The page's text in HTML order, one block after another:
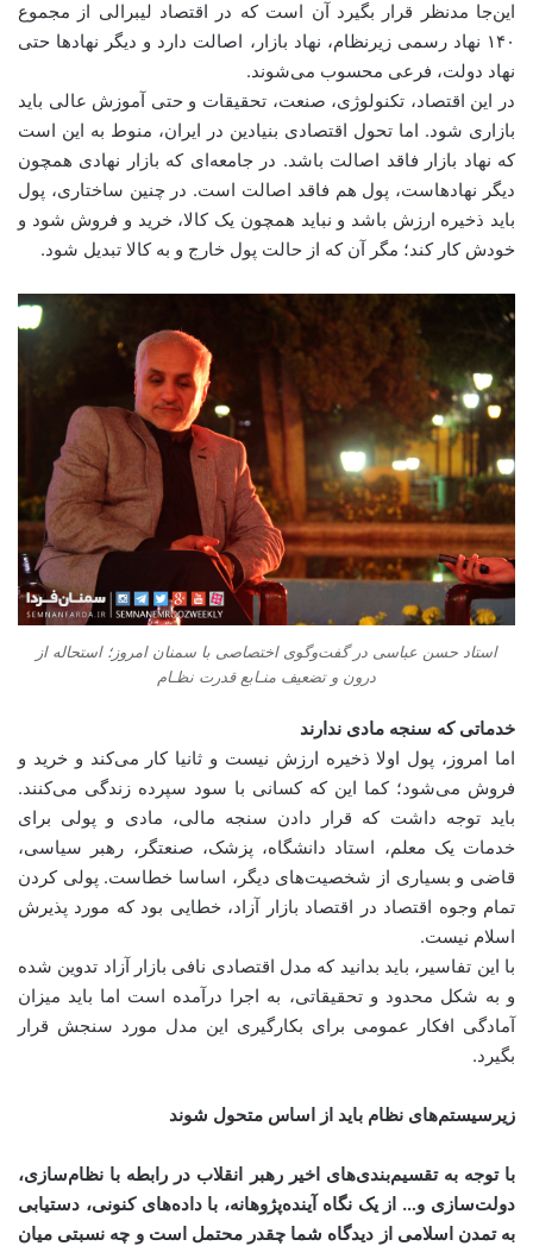
این‌جا مدنظر قرار بگیرد آن است که در اقتصاد لیبرالی از مجموع
۱۴۰ نهاد رسمی زیرنظام، نهاد بازار، اصالت دارد و دیگر نهادها حتی
نهاد دولت، فرعی محسوب می‌شوند.
در این اقتصاد، تکنولوژی، صنعت، تحقیقات و حتی آموزش عالی باید
بازاری شود. اما تحول اقتصادی بنیادین در ایران، منوط به این است
که نهاد بازار فاقد اصالت باشد. در جامعه‌ای که بازار نهادی همچون
دیگر نهادهاست، پول هم فاقد اصالت است. در چنین ساختاری، پول
باید ذخیره ارزش باشد و نباید همچون یک کالا، خرید و فروش شود و
خودش کار کند؛ مگر آن که از حالت پول خارج و به کالا تبدیل شود.
استاد حسن عباسی در گفت‌وگوی اختصاصی با سمنان امروز؛ استحاله از
درون و تضعیف منـابع قدرت نظـام
خدماتی که سنجه مادی ندارند
اما امروز، پول اولا ذخیره ارزش نیست و ثانیا کار می‌کند و خرید و
فروش می‌شود؛ کما این که کسانی با سود سپرده زندگی می‌کنند.
باید توجه داشت که قرار دادن سنجه مالی، مادی و پولی برای
خدمات یک معلم، استاد دانشگاه، پزشک، صنعتگر، رهبر سیاسی،
قاضی و بسیاری از شخصیت‌های دیگر، اساسا خطاست. پولی کردن
تمام وجوه اقتصاد در اقتصاد بازار آزاد، خطایی بود که مورد پذیرش
اسلام نیست.
با این تفاسیر، باید بدانید که مدل اقتصادی نافی بازار آزاد تدوین شده
و به شکل محدود و تحقیقاتی، به اجرا درآمده است اما باید میزان
آمادگی افکار عمومی برای بکارگیری این مدل مورد سنجش قرار
بگیرد.
زیرسیستم‌های نظام باید از اساس متحول شوند
با توجه به تقسیم‌بندی‌های اخیر رهبر انقلاب در رابطه با نظام‌سازی،
دولت‌سازی و… از یک نگاه آینده‌پژوهانه، با داده‌های کنونی، دستیابی
به تمدن اسلامی از دیدگاه شما چقدر محتمل است و چه نسبتی میان